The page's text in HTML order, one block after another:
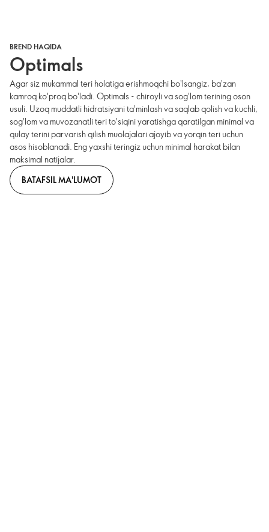
BREND HAQIDA
Optimals
Agar siz mukammal teri holatiga erishmoqchi bo'lsangiz, ba'zan
kamroq ko'proq bo'ladi. Optimals - chiroyli va sog'lom terining oson
usuli. Uzoq muddatli hidratsiyani ta'minlash va saqlab qolish va kuchli,
sog'lom va muvozanatli teri to'siqini yaratishga qaratilgan minimal va
qulay terini parvarish qilish muolajalari ajoyib va yorqin teri uchun
asos hisoblanadi. Eng yaxshi teringiz uchun minimal harakat bilan
maksimal natijalar.
BATAFSIL MA'LUMOT